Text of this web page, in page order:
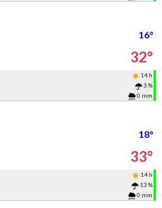
16°
32°
14 h
3 %
0 mm
18°
33°
14 h
13 %
0 mm